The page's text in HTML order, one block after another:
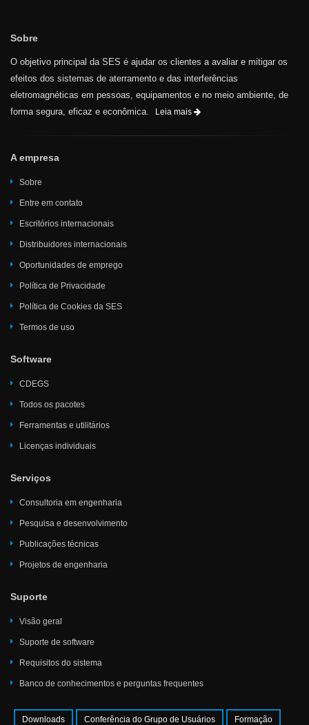
Sobre
O objetivo principal da SES é ajudar os clientes a avaliar e mitigar os
efeitos dos sistemas de aterramento e das interferências
eletromagnéticas em pessoas, equipamentos e no meio ambiente, de
forma segura, eficaz e econômica.
Leia mais
A empresa
Sobre
Entre em contato
Escritórios internacionais
Distribuidores internacionais
Oportunidades de emprego
Política de Privacidade
Política de Cookies da SES
Termos de uso
Software
CDEGS
Todos os pacotes
Ferramentas e utilitários
Licenças individuais
Serviços
Consultoria em engenharia
Pesquisa e desenvolvimento
Publicações técnicas
Projetos de engenharia
Suporte
Visão geral
Suporte de software
Requisitos do sistema
Banco de conhecimentos e perguntas frequentes
Downloads Conferência do Grupo de Usuários Formação